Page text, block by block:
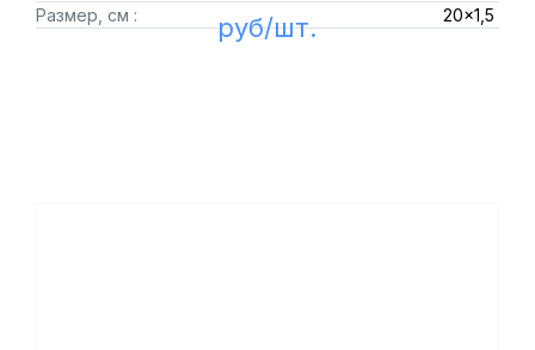
Размер, см :
20x1,5
руб/шт.